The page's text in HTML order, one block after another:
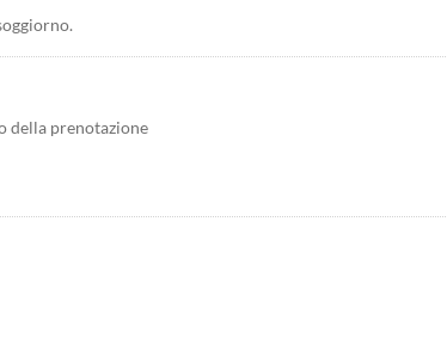
della prenotazione